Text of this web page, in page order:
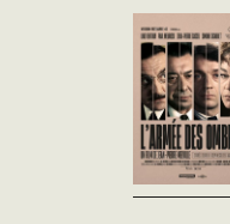
Philippe Gerbier s’évade du
siège de la Gestapo à Paris,
où il devait subir un
interrogatoire sur ses
activités de résistant. Il rejoint